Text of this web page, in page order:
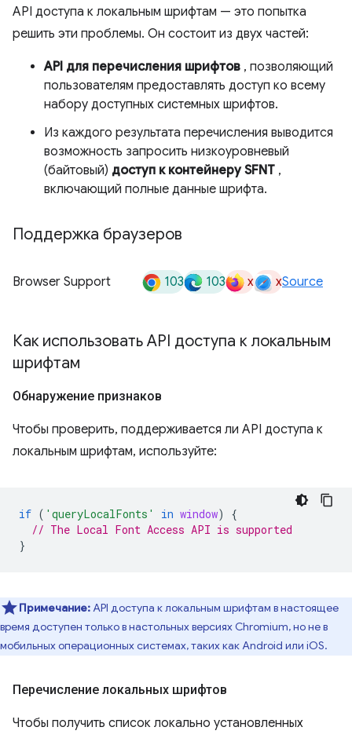
API доступа к локальным шрифтам — это попытка
решить эти проблемы. Он состоит из двух частей:
API для перечисления шрифтов , позволяющий
пользователям предоставлять доступ ко всему
набору доступных системных шрифтов.
Из каждого результата перечисления выводится
возможность запросить низкоуровневый
(байтовый) доступ к контейнеру SFNT ,
включающий полные данные шрифта.
Поддержка браузеров
Browser Support 103 103 x xSource
Как использовать API доступа к локальным
шрифтам
Обнаружение признаков
Чтобы проверить, поддерживается ли API доступа к
локальным шрифтам, используйте:
if ( 'queryLocalFonts' in window)
{
// The Local Font Access API is supported
}
Примечание:API доступа к локальным шрифтам в настоящее
время доступен только в настольных версиях Chromium, но не в
мобильных операционных системах, таких как Android или iOS.
Перечисление локальных шрифтов
Чтобы получить список локально установленных